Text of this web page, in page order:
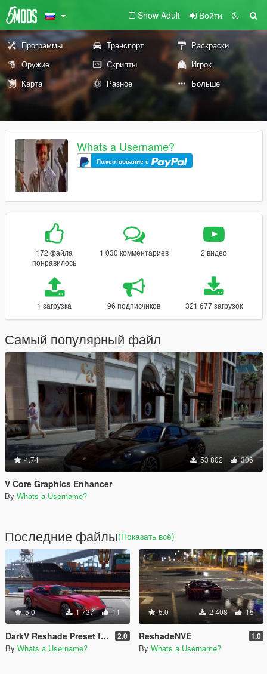
Show Adult Войти
Программы Транспорт
Раскраски
Оружие
Скрипты
Игрок
Карта
Разное Больше
Whats a Username?
Пожертвование с
172 файла
понравилось
1 030 комментариев 2 видео
1 загрузка 96 подписчиков 321 677 загрузок
Самый популярный файл
4.74 53 802 306
V Core Graphics Enhancer
By Whats a Username?
Последние файлы(Показать всё)
5.0 1 737 11
DarkV Reshade Preset for VisualV 2.0
By Whats a Username?
5.0 2 408 15
ReshadeNVE 1.0
By Whats a Username?